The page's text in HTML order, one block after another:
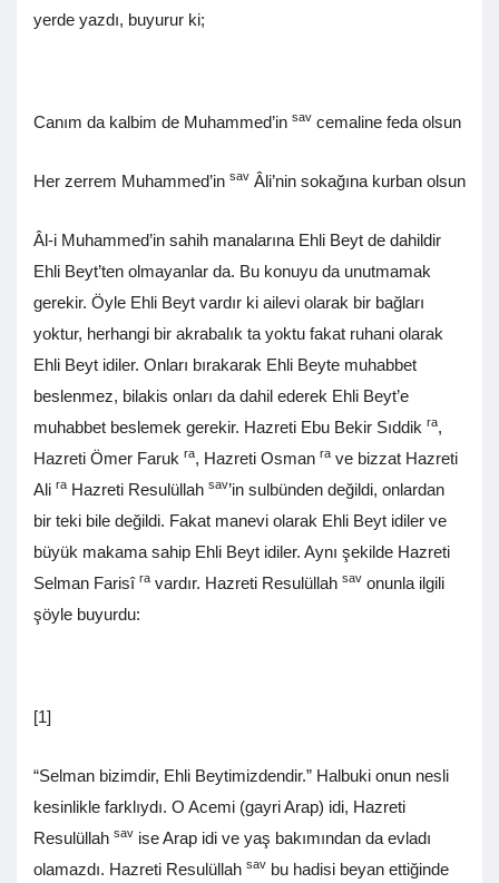
yerde yazdı, buyurur ki;
Canım da kalbim de Muhammed’in sav cemaline feda olsun
Her zerrem Muhammed’in sav Âli’nin sokağına kurban olsun
Âl-i Muhammed’in sahih manalarına Ehli Beyt de dahildir
Ehli Beyt’ten olmayanlar da. Bu konuyu da unutmamak
gerekir. Öyle Ehli Beyt vardır ki ailevi olarak bir bağları
yoktur, herhangi bir akrabalık ta yoktu fakat ruhani olarak
Ehli Beyt idiler. Onları bırakarak Ehli Beyte muhabbet
beslenmez, bilakis onları da dahil ederek Ehli Beyt’e
muhabbet beslemek gerekir. Hazreti Ebu Bekir Sıddik ra,
Hazreti Ömer Faruk ra, Hazreti Osman ra ve bizzat Hazreti
Ali ra Hazreti Resulüllah sav’in sulbünden değildi, onlardan
bir teki bile değildi. Fakat manevi olarak Ehli Beyt idiler ve
büyük makama sahip Ehli Beyt idiler. Aynı şekilde Hazreti
Selman Farisî ra vardır. Hazreti Resulüllah sav onunla ilgili
şöyle buyurdu:
[1]
“Selman bizimdir, Ehli Beytimizdendir.” Halbuki onun nesli
kesinlikle farklıydı. O Acemi (gayri Arap) idi, Hazreti
Resulüllah sav ise Arap idi ve yaş bakımından da evladı
olamazdı. Hazreti Resulüllah sav bu hadisi beyan ettiğinde